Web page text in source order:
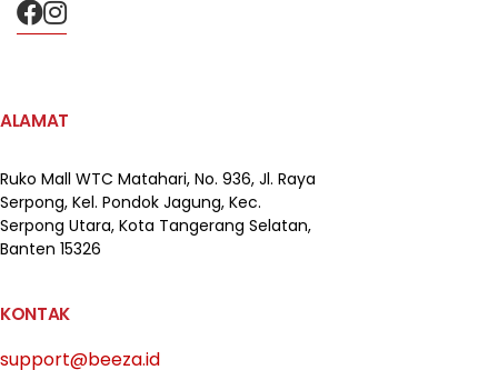
ALAMAT
Ruko Mall WTC Matahari, No. 936, Jl. Raya
Serpong, Kel. Pondok Jagung, Kec.
Serpong Utara, Kota Tangerang Selatan,
Banten 15326
KONTAK
support@beeza.id